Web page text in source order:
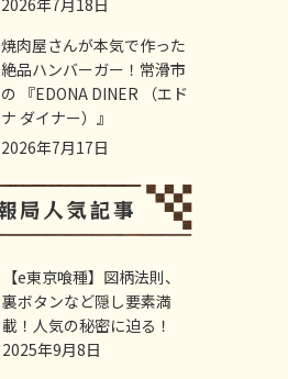
2026年7月18日
焼肉屋さんが本気で作った
絶品ハンバーガー！常滑市
の 『EDONA DINER （エド
ナ ダイナー）』
2026年7月17日
【e東京喰種】図柄法則、
裏ボタンなど隠し要素満
載！人気の秘密に迫る！
2025年9月8日